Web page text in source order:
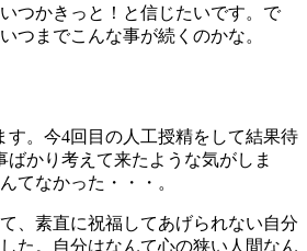
つかきっと！と信じたいです。で
つまでこんな事が続くのかな。
す。今4回目の人工授精をして結果待
ばかり考えて来たような気がしま
てなかった・・・。
、素直に祝福してあげられない自分
た。自分はなんて心の狭い人間なん